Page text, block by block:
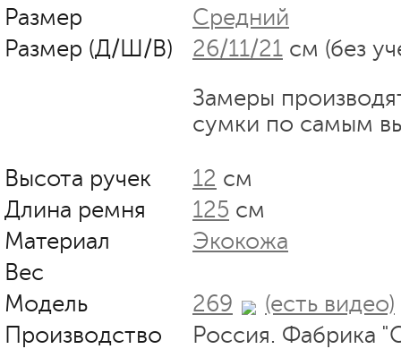
Размер
Средний
Размер (Д/Ш/В)
26/11/21 см (без
Замеры
сумки по самым
Высота ручек 12 см
Длина ремня
125 см
Материал
Экокожа
Вес
Модель
269
(есть видео)
Производство
Россия. Фабрика